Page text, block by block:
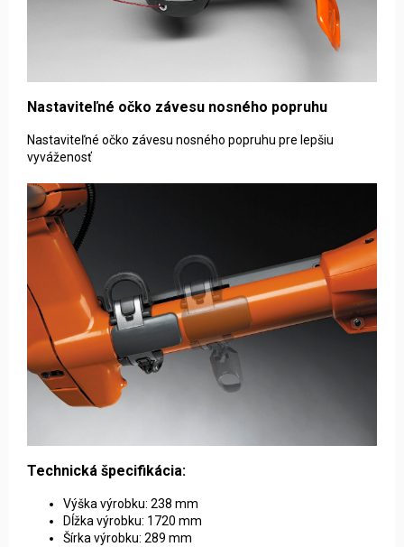
Nastaviteľné očko závesu nosného popruhu
Nastaviteľné očko závesu nosného popruhu pre lepšiu
vyváženosť
Technická špecifikácia:
Výška výrobku: 238 mm
Dĺžka výrobku: 1720 mm
Šírka výrobku: 289 mm